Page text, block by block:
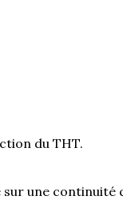
du THT.
une continuité